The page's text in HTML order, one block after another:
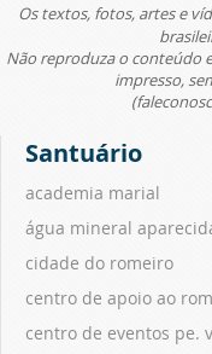
Os textos, fotos, artes e
Não reproduza o conteúdo
impresso,
Santuário
academia marial
água mineral
cidade do romeiro
centro de apoio ao
centro de eventos pe.